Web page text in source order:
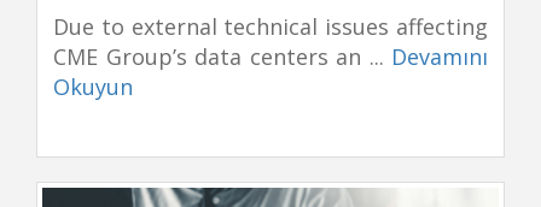
Due to external technical issues affecting
CME Group’s data centers an ... Devamını
Okuyun